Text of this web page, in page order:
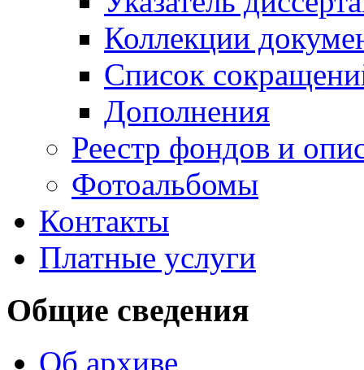
Коллекции
Список
Дополнения
Реестр фондов и
Фотоальбомы
Контакты
Платные услуги
Общие сведения
Об архиве